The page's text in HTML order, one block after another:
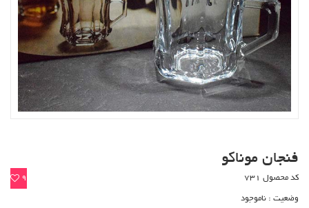
فنجان موناکو
9 کد محصول 731
وضعیت : ناموجود